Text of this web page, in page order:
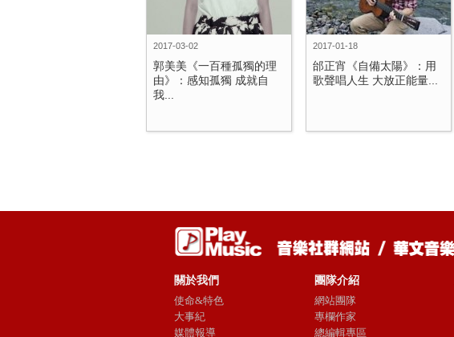
2017-03-02
郭美美《一百種孤獨的理
由》：感知孤獨 成就自
我...
2017-01-18
邰正宵《自備太陽》：用
歌聲唱人生 大放正能量...
關於我們
使命&特色
大事紀
媒體報導
團隊介紹
網站團隊
專欄作家
總編輯專區